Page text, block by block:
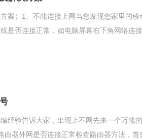
案）1、不能连接上网当您发现您家里的移
是否连接正常，如电脑屏幕右下角网络连接
经验告诉大家，出现上不网先来一个万能的
器外网是否连接正常检查路由器方法，首